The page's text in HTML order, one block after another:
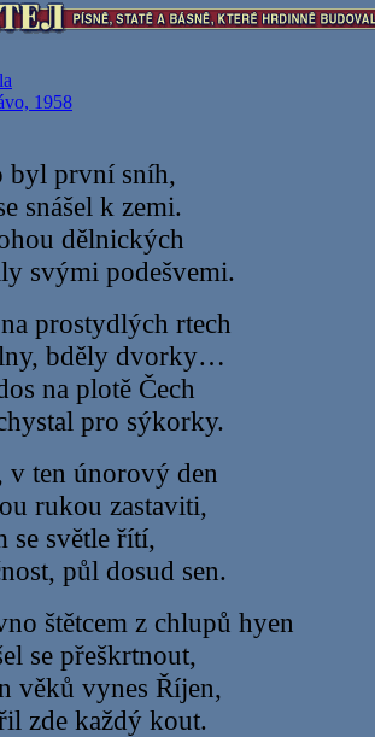
1958
byl první sníh,
snášel k zemi.
dělnických
svými podešvemi.
prostydlých rtech
bděly dvorky…
na plotě Čech
pro sýkorky.
v ten únorový den
rukou zastaviti,
se světle řítí,
půl dosud sen.
štětcem z chlupů hyen
se přeškrtnout,
věků vynes Říjen,
zde každý kout.